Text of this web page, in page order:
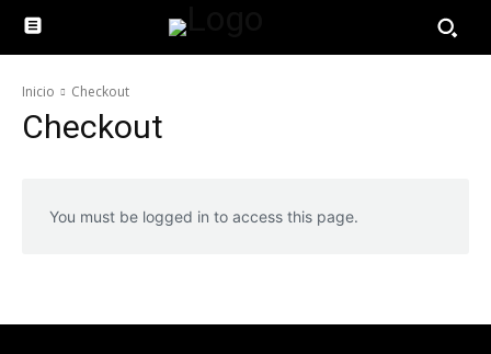
Inicio Checkout
Checkout
You must be logged in to access this page.